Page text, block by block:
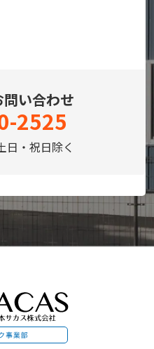
い合わせ
2525
・祝日除く